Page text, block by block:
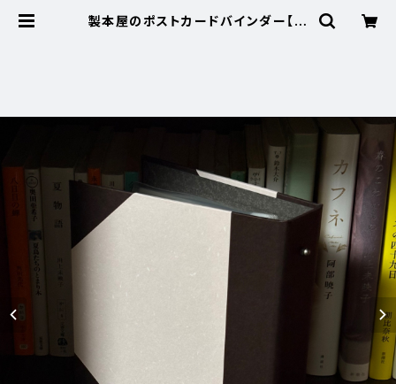
製本屋のポストカードバインダー【コ